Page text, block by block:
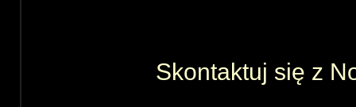
Skontaktuj się z